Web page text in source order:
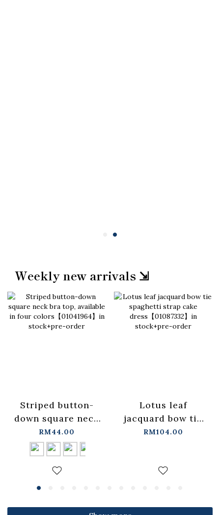
Weekly new arrivals ⇲
Striped button-
down square neck
bra top, available
in four
colors【01041964】
in stock+pre-order
RM44.00
Lotus leaf
jacquard bow tie
spaghetti strap
in stock+pre-order
RM104.00